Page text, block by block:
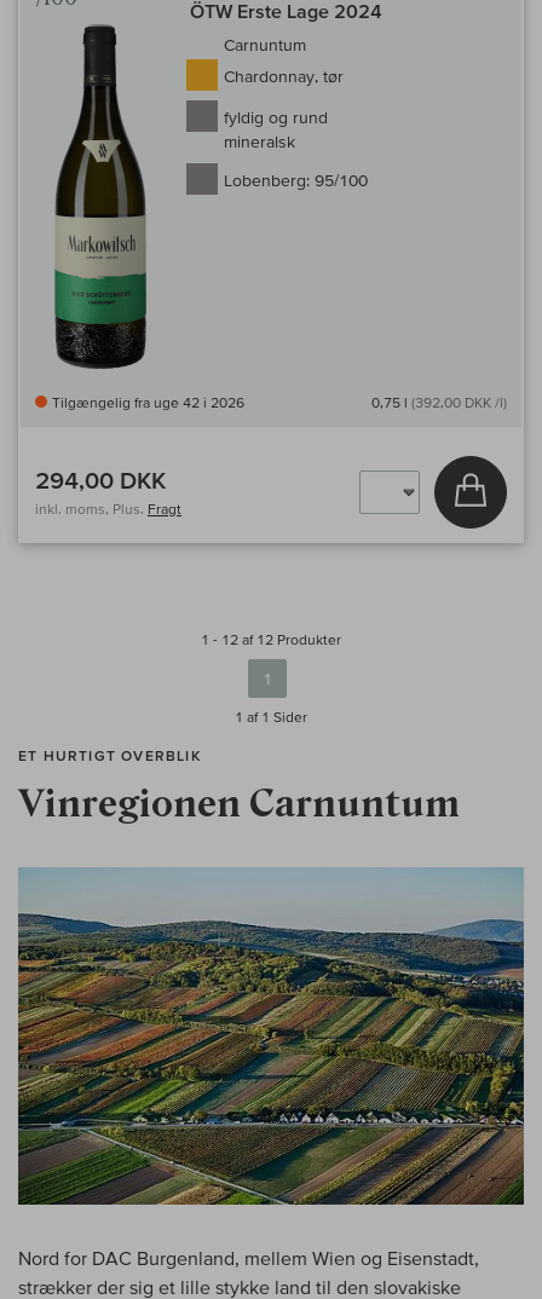
ÖTW Erste Lage 2024
Carnuntum
Chardonnay, tør
fyldig og rund
mineralsk
Lobenberg: 95/100
Tilgængelig fra uge 42 i 2026 0,75 l (392,00 DKK /l)
294,00 DKK
inkl. moms, Plus. Fragt
Læg i
1 - 12 af 12 Produkter
1
1 af 1 Sider
ET HURTIGT OVERBLIK
Vinregionen Carnuntum
Nord for DAC Burgenland, mellem Wien og Eisenstadt,
strækker der sig et lille stykke land til den slovakiske